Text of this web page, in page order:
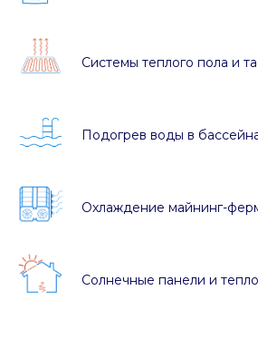
Системы теплого пола и
Подогрев воды в
Охлаждение майнинг-
Солнечные панели и